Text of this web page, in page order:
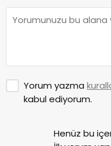
Yorum yazma
kabul ediyorum.
Henüz bu